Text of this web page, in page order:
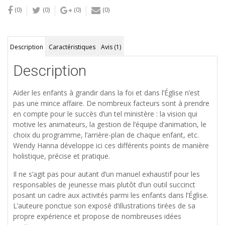
(0) (0) (0) (0)
Description Caractéristiques Avis (1)
Description
Aider les enfants à grandir dans la foi et dans l’Église n’est
pas une mince affaire. De nombreux facteurs sont à prendre
en compte pour le succès d’un tel ministère : la vision qui
motive les animateurs, la gestion de l’équipe d’animation, le
choix du programme, l’arrière-plan de chaque enfant, etc.
Wendy Hanna développe ici ces différents points de manière
holistique, précise et pratique.
Il ne s’agit pas pour autant d’un manuel exhaustif pour les
responsables de jeunesse mais plutôt d’un outil succinct
posant un cadre aux activités parmi les enfants dans l’Église.
L’auteure ponctue son exposé d’illustrations tirées de sa
propre expérience et propose de nombreuses idées